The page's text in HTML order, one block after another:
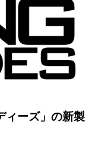
ィーズ」の新製